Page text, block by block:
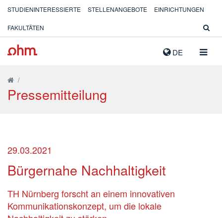
DE
STUDIENINTERESSIERTE STELLENANGEBOTE EINRICHTUNGEN
FAKULTÄTEN
/
Pressemitteilung
29.03.2021
Bürgernahe Nachhaltigkeit
TH Nürnberg forscht an einem innovativen
Kommunikationskonzept, um die lokale